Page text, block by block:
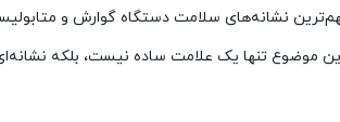
نشانه‌های سلامت دستگاه گوارش و
موضوع تنها یک علامت ساده نیست، بلکه